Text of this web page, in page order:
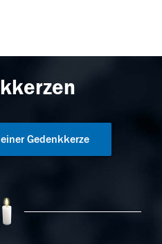
Gedenkkerze